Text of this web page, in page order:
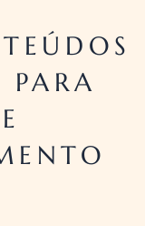
PARA